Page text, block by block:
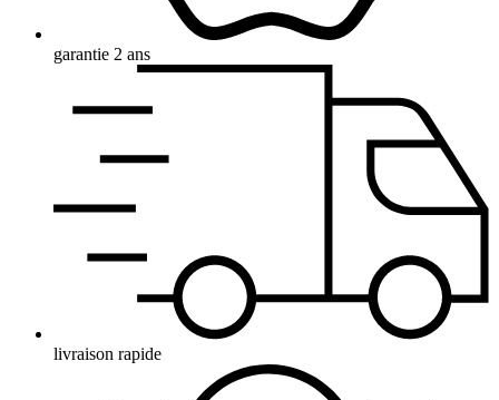
garantie 2 ans
livraison rapide